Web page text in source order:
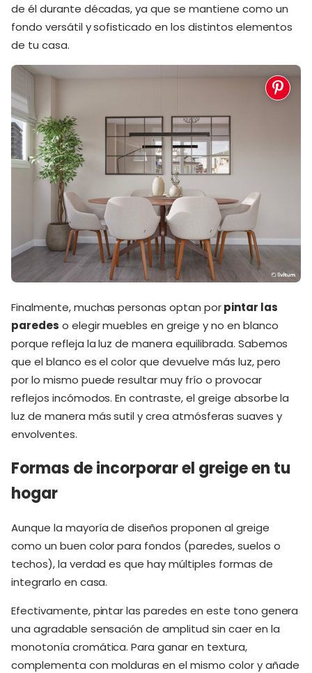
de él durante décadas, ya que se mantiene como un
fondo versátil y sofisticado en los distintos elementos
de tu casa.
Finalmente, muchas personas optan porpintar las
paredes o elegir muebles en greige y no en blanco
porque refleja la luz de manera equilibrada. Sabemos
que el blanco es el color que devuelve más luz, pero
por lo mismo puede resultar muy frío o provocar
reflejos incómodos. En contraste, el greige absorbe la
luz de manera más sutil y crea atmósferas suaves y
envolventes.
Formas de incorporar el greige en tu
hogar
Aunque la mayoría de diseños proponen al greige
como un buen color para fondos (paredes, suelos o
techos), la verdad es que hay múltiples formas de
integrarlo en casa.
Efectivamente, pintar las paredes en este tono genera
una agradable sensación de amplitud sin caer en la
monotonía cromática. Para ganar en textura,
complementa con molduras en el mismo color y añade